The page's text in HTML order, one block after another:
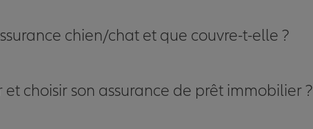
chien/chat et que couvre-t-elle ?
choisir son assurance de prêt immobilier ?